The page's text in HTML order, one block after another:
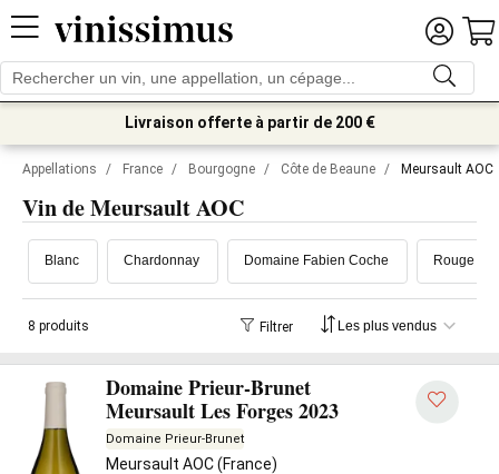
Livraison offerte à partir de 200 €
Appellations / France / Bourgogne / Côte de Beaune / Meursault AOC
Vin de Meursault AOC
Blanc Chardonnay Domaine Fabien Coche Rouge
8 produits Filtrer
Domaine Prieur-Brunet
Meursault Les Forges 2023
Domaine Prieur-Brunet
Meursault AOC (France)